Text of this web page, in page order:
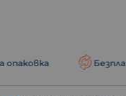
Безплатна замяна